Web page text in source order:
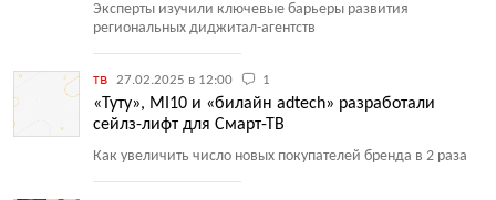
Эксперты изучили ключевые барьеры развития
региональных диджитал-агентств
тв 27.02.2025 в 12:00 1
«Туту», MI10 и «билайн adtech» разработали
сейлз-лифт для Смарт-ТВ
Как увеличить число новых покупателей бренда в 2 раза